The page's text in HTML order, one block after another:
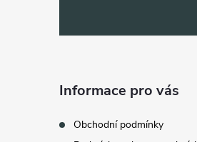
Informace pro vás
Obchodní podmínky